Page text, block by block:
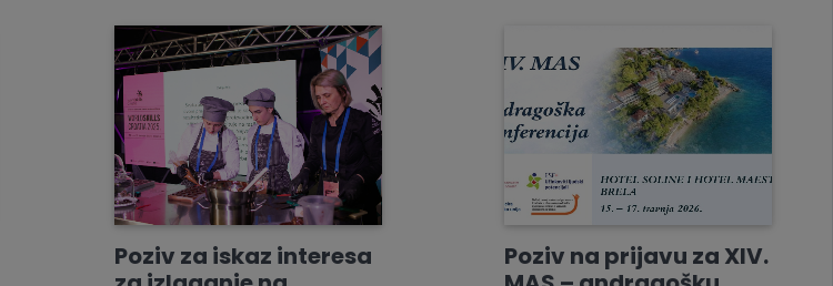
Poziv za iskaz interesa
Poziv na prijavu za XIV.